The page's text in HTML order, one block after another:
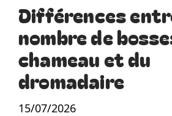
Différences
nombre de
chameau et du
dromadaire
15/07/2026